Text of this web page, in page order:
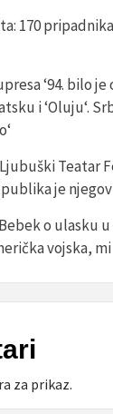
170
‘94. bilo
i ‘Oluju‘.
Teatar
je
o ulasku u
vojska,
za prikaz.